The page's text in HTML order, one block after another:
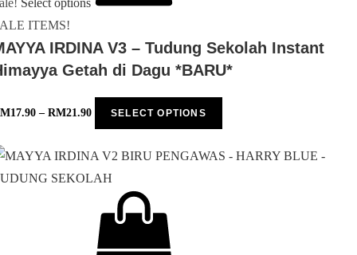
Select options
ITEMS!
IRDINA V3 – Tudung Sekolah Instant
Getah di Dagu *BARU*
17.90 – RM21.90 SELECT OPTIONS